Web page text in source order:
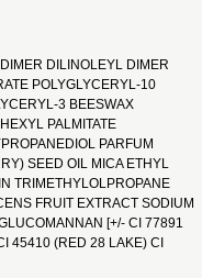
DILINOLEYL DIMER
POLYGLYCERYL-10
3 BEESWAX
PALMITATE
PARFUM
SEED OIL MICA ETHYL
TRIMETHYLOLPROPANE
FRUIT EXTRACT SODIUM
[+/- CI 77891
45410 (RED 28 LAKE) CI